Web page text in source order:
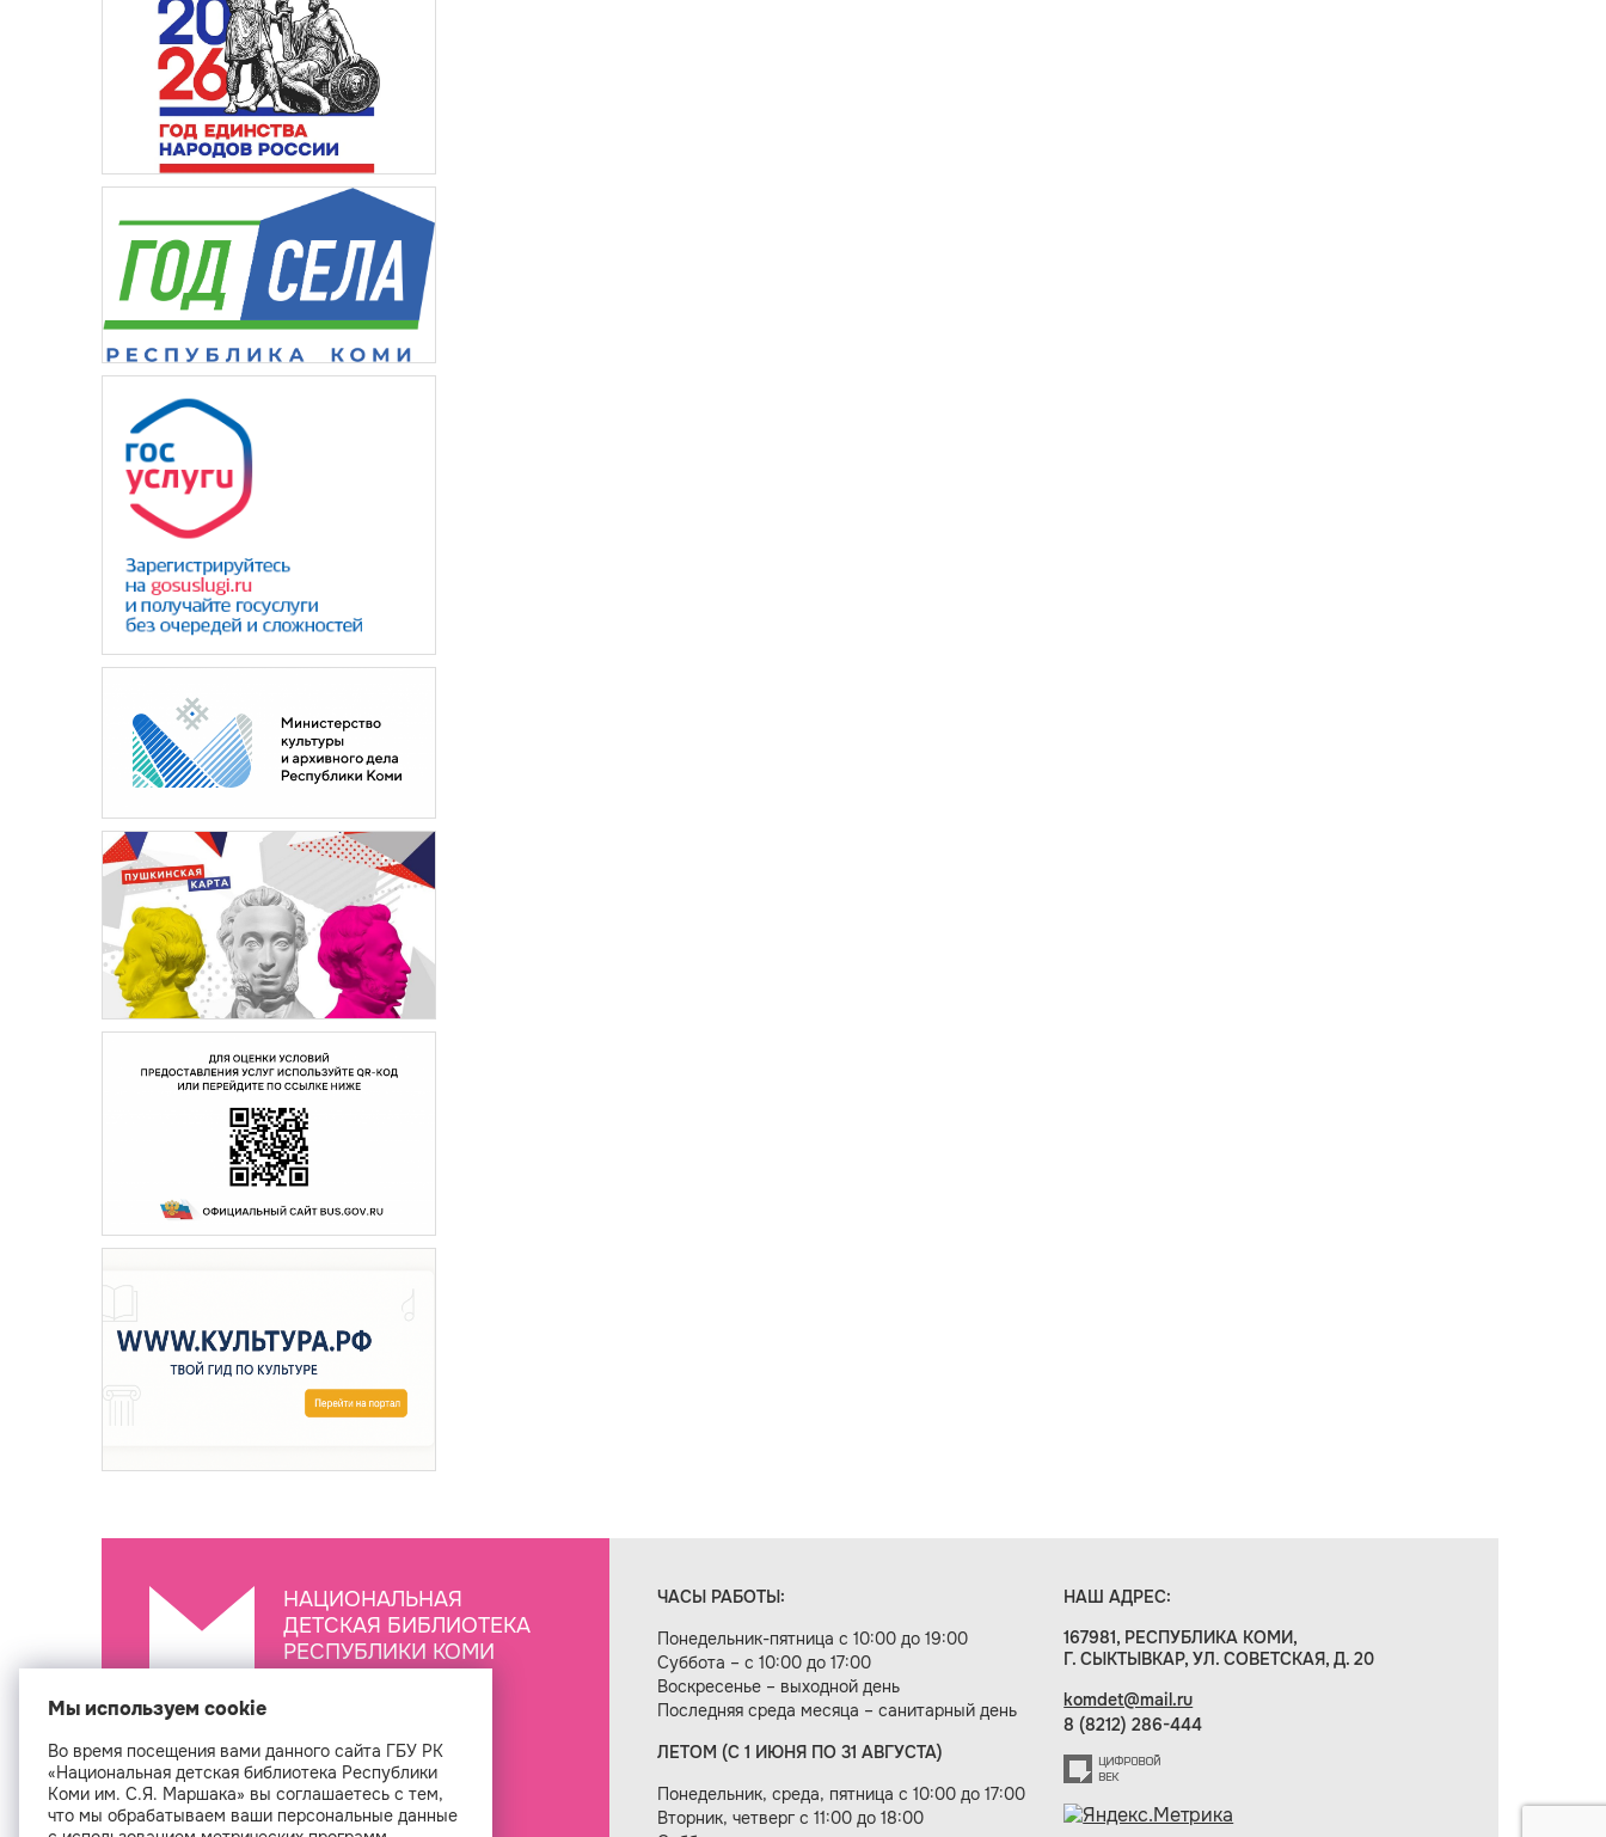
НАЦИОНАЛЬНАЯ
ДЕТСКАЯ БИБЛИОТЕКА
РЕСПУБЛИКИ КОМИ
ЧАСЫ РАБОТЫ:
Понедельник-пятница с 10:00 до 19:00
Суббота – с 10:00 до 17:00
Воскресенье – выходной день
Последняя среда месяца – санитарный день
ЛЕТОМ (С 1 ИЮНЯ ПО 31 АВГУСТА)
Понедельник, среда, пятница с 10:00 до 17:00
Вторник, четверг с 11:00 до 18:00
НАШ АДРЕС:
167981, РЕСПУБЛИКА КОМИ,
Г. СЫКТЫВКАР, УЛ. СОВЕТСКАЯ, Д. 20
komdet@mail.ru
8 (8212) 286-444
Создание сайта — веб-студия «Цифровой век»
Мы используем cookie
Во время посещения вами данного сайта ГБУ РК
«Национальная детская библиотека Республики
Коми им. С.Я. Маршака» вы соглашаетесь с тем,
что мы обрабатываем ваши персональные данные